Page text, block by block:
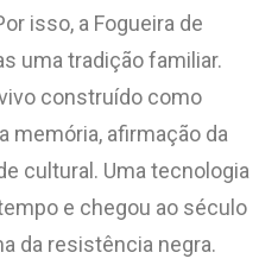
isso, a Fogueira de
uma tradição familiar.
construído como
memória, afirmação da
cultural. Uma tecnologia
e chegou ao século
da resistência negra.